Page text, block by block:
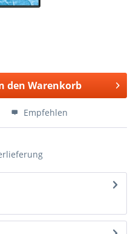
den Warenkorb
Empfehlen